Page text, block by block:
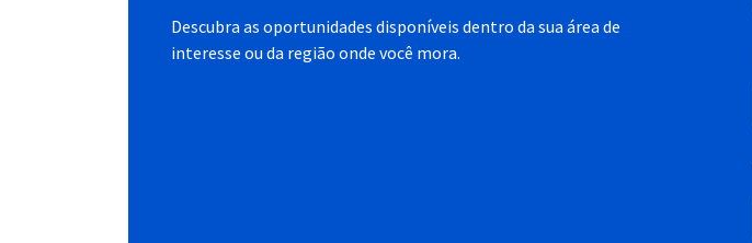
Descubra as oportunidades disponíveis dentro da sua área de
interesse ou da região onde você mora.